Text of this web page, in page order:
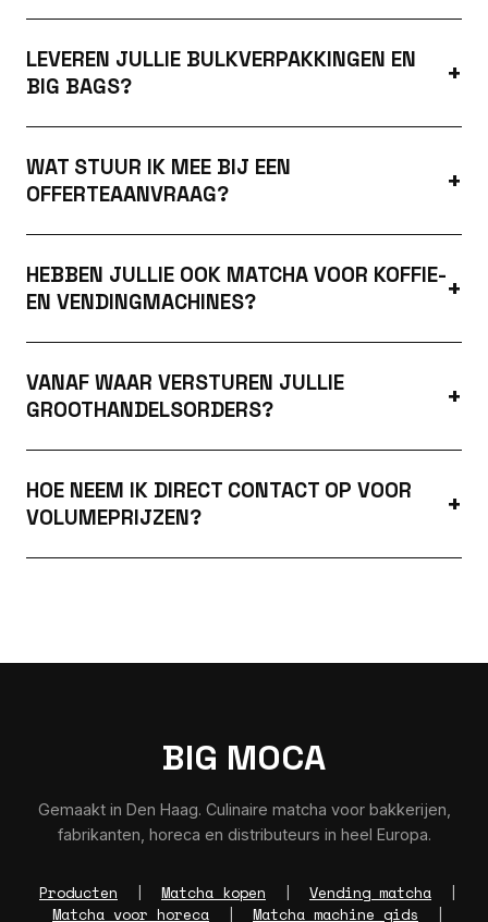
LEVEREN JULLIE BULKVERPAKKINGEN EN
BIG BAGS?
WAT STUUR IK MEE BIJ EEN
OFFERTEAANVRAAG?
HEBBEN JULLIE OOK MATCHA VOOR KOFFIE-
EN VENDINGMACHINES?
VANAF WAAR VERSTUREN JULLIE
GROOTHANDELSORDERS?
HOE NEEM IK DIRECT CONTACT OP VOOR
VOLUMEPRIJZEN?
BIG MOCA
Gemaakt in Den Haag. Culinaire matcha voor bakkerijen,
fabrikanten, horeca en distributeurs in heel Europa.
Producten | Matcha kopen | Vending matcha
|
Matcha voor horeca
| Matcha machine gids |